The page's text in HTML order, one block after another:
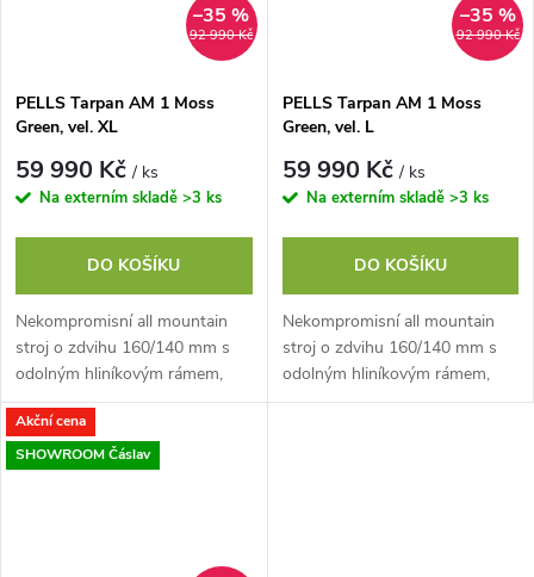
92 990 Kč
–35 %
PELLS Tarpan AM 1 Moss
Green, vel. XL
59 990 Kč/ ks
Na externím skladě >3 ks
DO KOŠÍKU
Nekompromisní all mountain
stroj o zdvihu 160/140 mm s
odolným hliníkovým rámem,
29” koly, stabilní geometrií a
čtyřčepovým systémem
odpružení.
92 990 Kč
–35 %
PELLS Tarpan AM 1 Moss
Green, vel. L
59 990 Kč/ ks
Na externím skladě >3 ks
DO KOŠÍKU
Nekompromisní all mountain
stroj o zdvihu 160/140 mm s
odolným hliníkovým rámem,
29” koly, stabilní geometrií a
Akční cena
SHOWROOM Čáslav